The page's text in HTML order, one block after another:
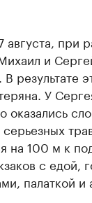
при
и
. В результате
У
оказались
на 100 м к
с едой,
палаткой и